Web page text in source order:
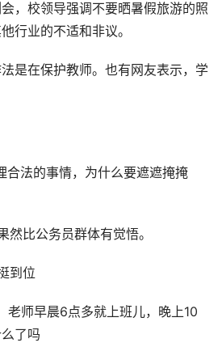
，校领导强调不要晒暑假旅游的照
行业的不适和非议。
是在保护教师。也有网友表示，学
合法的事情，为什么要遮遮掩掩
然比公务员群体有觉悟。
到位
老师早晨6点多就上班儿，晚上10
了吗